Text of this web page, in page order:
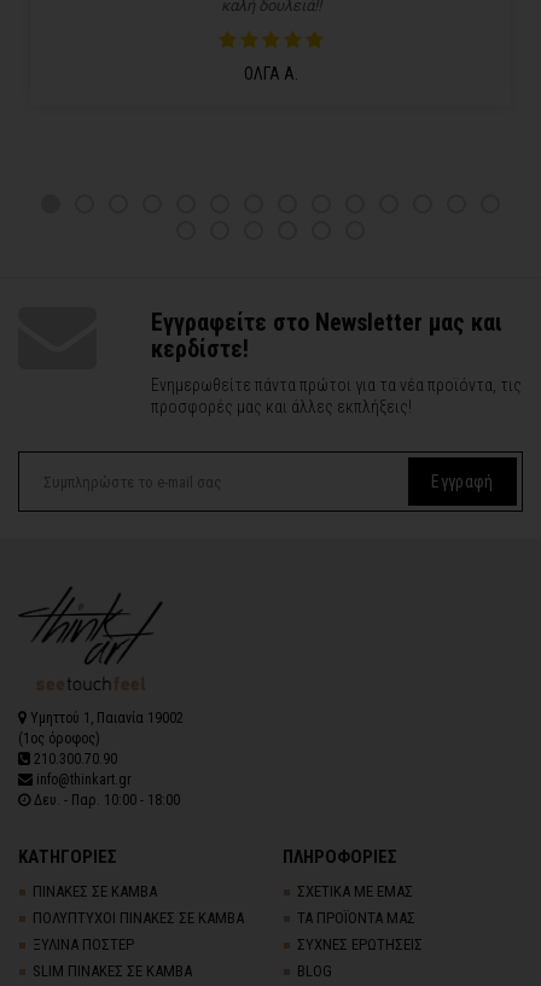
καλή δουλειά!!
ΟΛΓΑ Α.
Εγγραφείτε στο Newsletter μας και
κερδίστε!
Ενημερωθείτε πάντα πρώτοι για τα νέα προϊόντα, τις
προσφορές μας και άλλες εκπλήξεις!
Εγγραφή
Υμηττού 1, Παιανία 19002
(1ος όροφος)
210.300.70.90
info@thinkart.gr
Δευ. - Παρ. 10:00 - 18:00
ΚΑΤΗΓΟΡΙΕΣ
ΠΙΝΑΚΕΣ ΣΕ ΚΑΜΒΑ
ΠΟΛΥΠΤΥΧΟΙ ΠΙΝΑΚΕΣ ΣΕ ΚΑΜΒΑ
ΞΥΛΙΝΑ ΠΟΣΤΕΡ
SLIM ΠΙΝΑΚΕΣ ΣΕ ΚΑΜΒΑ
ΠΛΗΡΟΦΟΡΙΕΣ
ΣΧΕΤΙΚΑ ΜΕ ΕΜΑΣ
ΤΑ ΠΡΟΪΟΝΤΑ ΜΑΣ
ΣΥΧΝΕΣ ΕΡΩΤΗΣΕΙΣ
BLOG